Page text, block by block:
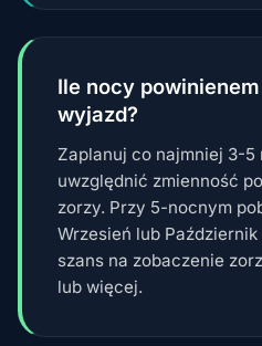
Ile nocy
wyjazd?
Zaplanuj co najmniej 3-5
uwzględnić zmienność
zorzy. Przy 5-nocnym
Wrzesień lub
szans na zobaczenie
lub więcej.